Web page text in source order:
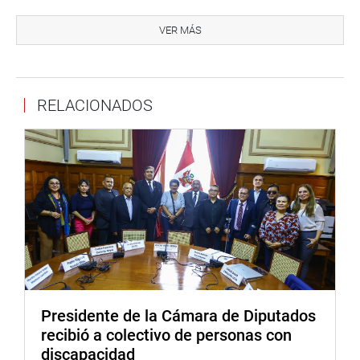
reforma necesaria y técnicamente justificada que
fortalece la Ley Universitaria, optimiza la estructura de la
RESPALDO
Durante el debate, el congresista Luis Aragón Carreño
(bancada AP) afirmó que la norma responde a una
demanda histórica y hace justicia con miles de
profesionales que cumplen funciones fundamentales en
la enseñanza universitaria. Señaló que la meritocracia no
consiste en cerrar oportunidades, sino en reconocer los
méritos acumulados y la experiencia demostrada por los
jefes de práctica.
Su colega de bancada, Carlos Alva Rojas, sostuvo que la
iniciativa reconoce a la docencia práctica como una
actividad formativa esencial y contribuye a eliminar la
VER MÁS
RELACIONADOS
Presidente de la Cámara de Diputados
recibió a colectivo de personas con
discapacidad